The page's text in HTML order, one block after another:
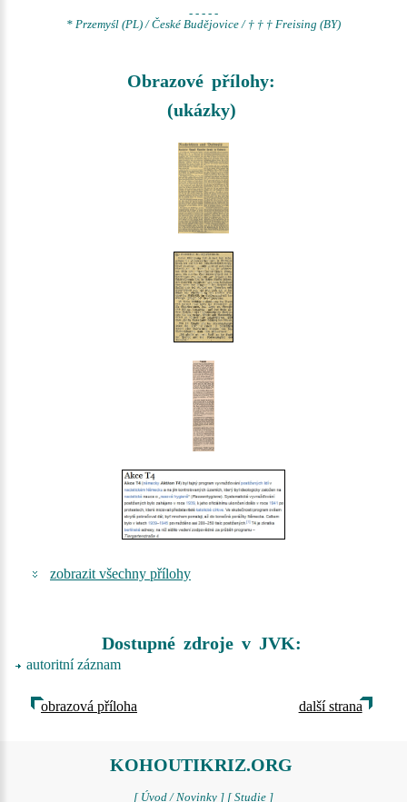
- - - - -
* Przemyśl (PL) / České Budějovice / † † † Freising (BY)
Obrazové přílohy:
(ukázky)
zobrazit všechny přílohy
Dostupné zdroje v JVK:
autoritní záznam
obrazová příloha další strana
KOHOUTIKRIZ.ORG
[ Úvod / Novinky ] [ Studie ]